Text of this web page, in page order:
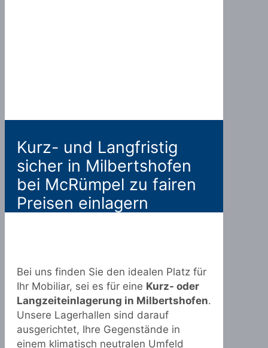
Kurz- und Langfristig
sicher in Milbertshofen
bei McRümpel zu fairen
Preisen einlagern
Bei uns finden Sie den idealen Platz für
Ihr Mobiliar, sei es für eine Kurz- oder
Langzeiteinlagerung in Milbertshofen.
Unsere Lagerhallen sind darauf
ausgerichtet, Ihre Gegenstände in
einem klimatisch neutralen Umfeld